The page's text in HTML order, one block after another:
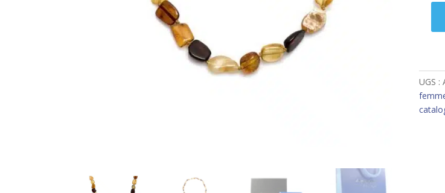
Collier
UGS :